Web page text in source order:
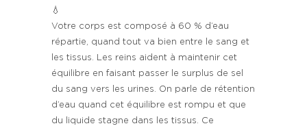
💧
Votre corps est composé à 60 % d’eau
répartie, quand tout va bien entre le sang et
les tissus. Les reins aident à maintenir cet
équilibre en faisant passer le surplus de sel
du sang vers les urines. On parle de rétention
d’eau quand cet équilibre est rompu et que
du liquide stagne dans les tissus. Ce